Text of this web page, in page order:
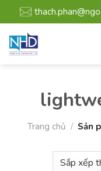
qua
nội
dung
Trang chủ / Sản